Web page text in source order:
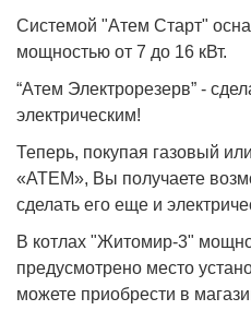
Системой "Атем Старт"
мощностью от 7 до 16 кВт.
“Атем Электрорезерв” -
электрическим!
Теперь, покупая газовый
«АТЕМ», Вы получаете
сделать его еще и
В котлах "Житомир-3"
предусмотрено место
можете приобрести в